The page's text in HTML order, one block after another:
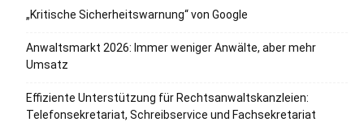
„Kritische Sicherheitswarnung“ von Google
Anwaltsmarkt 2026: Immer weniger Anwälte, aber mehr
Umsatz
Effiziente Unterstützung für Rechtsanwaltskanzleien:
Telefonsekretariat, Schreibservice und Fachsekretariat